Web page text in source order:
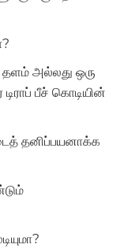
தளம் அல்லது ஒரு
பீச் கொடியின்
தனிப்பயனாக்க